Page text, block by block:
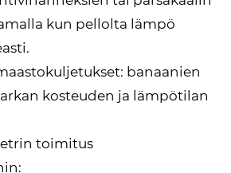
kun pellolta lämpö
banaanien
kosteuden ja lämpötilan
toimitus